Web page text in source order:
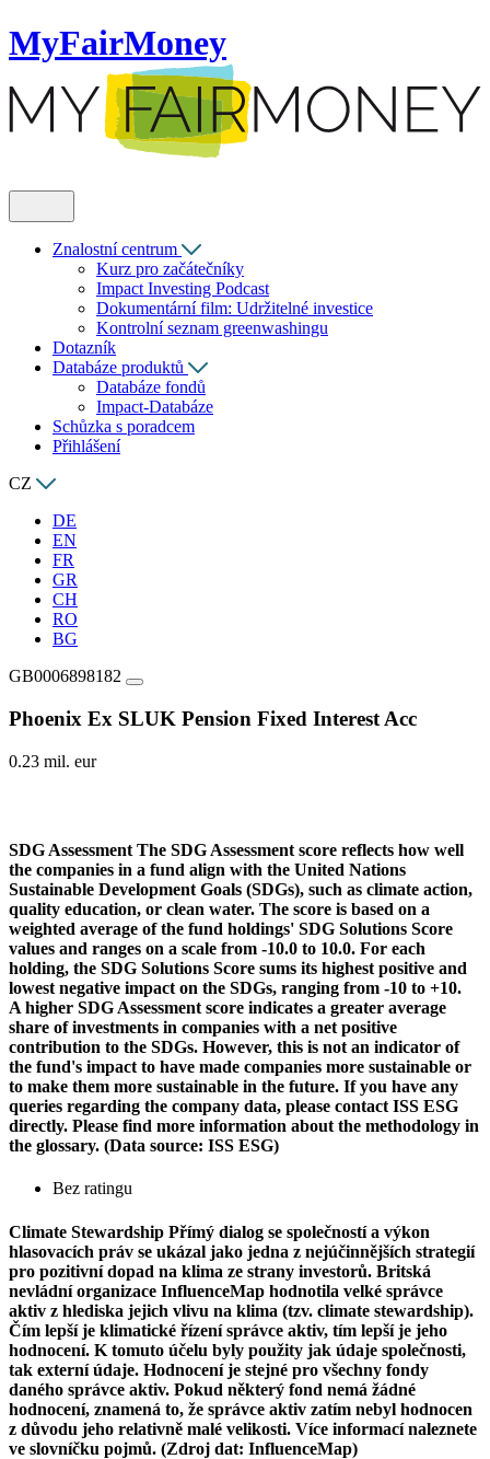
MyFairMoney
Znalostní centrum
Kurz pro začátečníky
Impact Investing Podcast
Dokumentární film: Udržitelné investice
Kontrolní seznam greenwashingu
Dotazník
Databáze produktů
Databáze fondů
Impact-Databáze
Schůzka s poradcem
Přihlášení
CZ
DE
EN
FR
GR
CH
RO
BG
GB0006898182
Phoenix Ex SLUK Pension Fixed Interest Acc
0.23 mil. eur
SDG Assessment The SDG Assessment score reflects how well
the companies in a fund align with the United Nations
Sustainable Development Goals (SDGs), such as climate action,
quality education, or clean water. The score is based on a
weighted average of the fund holdings' SDG Solutions Score
values and ranges on a scale from -10.0 to 10.0. For each
holding, the SDG Solutions Score sums its highest positive and
lowest negative impact on the SDGs, ranging from -10 to +10.
A higher SDG Assessment score indicates a greater average
share of investments in companies with a net positive
contribution to the SDGs. However, this is not an indicator of
the fund's impact to have made companies more sustainable or
to make them more sustainable in the future. If you have any
queries regarding the company data, please contact ISS ESG
directly. Please find more information about the methodology in
the glossary. (Data source: ISS ESG)
Bez ratingu
Climate Stewardship Přímý dialog se společností a výkon
hlasovacích práv se ukázal jako jedna z nejúčinnějších strategií
pro pozitivní dopad na klima ze strany investorů. Britská
nevládní organizace InfluenceMap hodnotila velké správce
aktiv z hlediska jejich vlivu na klima (tzv. climate stewardship).
Čím lepší je klimatické řízení správce aktiv, tím lepší je jeho
hodnocení. K tomuto účelu byly použity jak údaje společnosti,
tak externí údaje. Hodnocení je stejné pro všechny fondy
daného správce aktiv. Pokud některý fond nemá žádné
hodnocení, znamená to, že správce aktiv zatím nebyl hodnocen
z důvodu jeho relativně malé velikosti. Více informací naleznete
ve slovníčku pojmů. (Zdroj dat: InfluenceMap)